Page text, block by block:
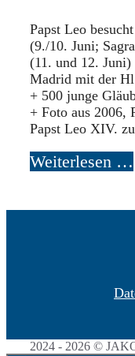
Papst Leo
(9./10. Juni;
(11. und 12.
Madrid mit der
+ 500 junge
+ Foto aus 2006,
Papst Leo XIV.
Weiterlesen …
2024 - 2026 ©